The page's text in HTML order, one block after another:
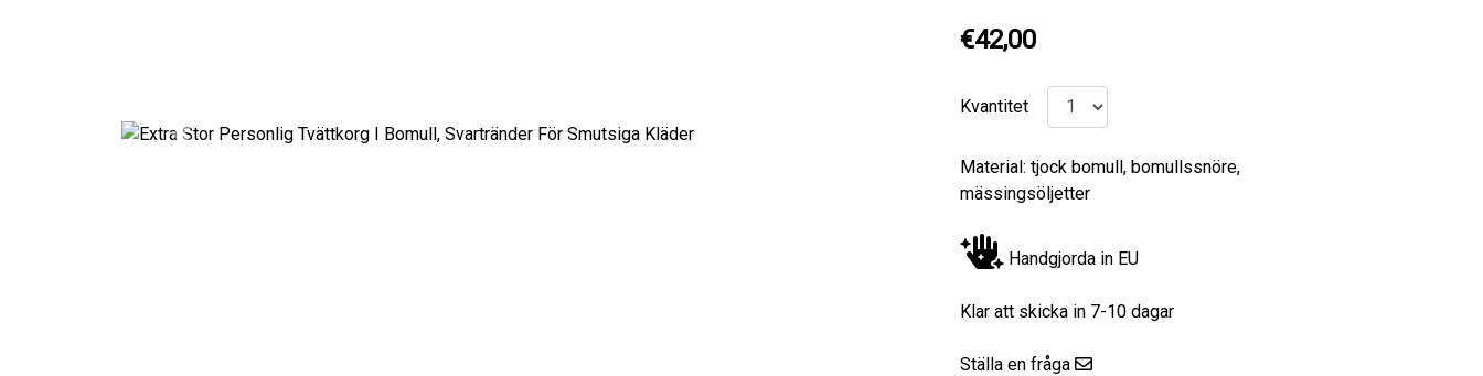
Previous
€42,00
Kvantitet
Material: tjock bomull, bomullssnöre,
mässingsöljetter
Handgjorda in EU
Klar att skicka in 7-10 dagar
Ställa en fråga